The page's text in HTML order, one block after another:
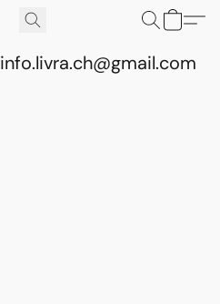
info.livra.ch@gmail.com